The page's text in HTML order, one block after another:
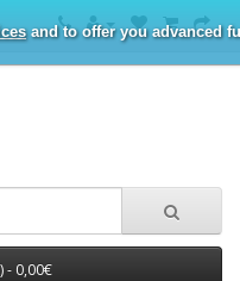
and to offer you advanced
- 0,00€